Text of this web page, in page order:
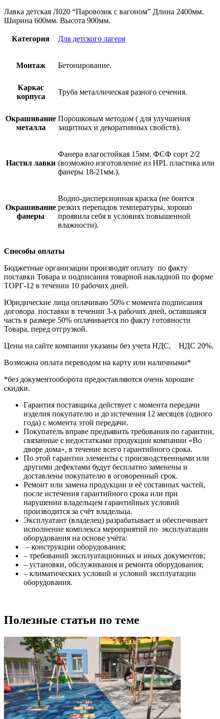
Лавка детская Л020 “Паровозик с вагоном” Длина 2400мм.
Ширина 600мм. Высота 900мм.
Категория Для детского лагеря
Монтаж Бетонирование.
Каркас
корпуса
Труба металлическая разного сечения.
Окрашивание
металла
Порошковым методом ( для улучшения
защитных и декоративных свойств).
Настил лавки
Фанера влагостойкая 15мм. ФСФ сорт 2/2
(возможно изготовление из HPL пластика или
фанеры 18-21мм.).
Окрашивание
фанеры
Водно-дисперсионная краска (не боится
резких перепадов температуры, хорошо
проявила себя в условиях повышенной
влажности).
Способы оплаты
Бюджетные организации производят оплату по факту
поставки Товара и подписания товарной накладной по форме
ТОРГ-12 в течении 10 рабочих дней.
Юридические лица оплачиваю 50% с момента подписания
договора поставки в течении 3-х рабочих дней, оставшаяся
часть в размере 50% оплачивается по факту готовности
Товара, перед отгрузкой.
Цены на сайте компании указаны без учета НДС, НДС 20%.
Возможна оплата переводом на карту или наличными*
*без документооборота предоставляются очень хорошие
скидки.
Гарантия поставщика действует с момента передачи
изделия покупателю и до истечения 12 месяцев (одного
года) с момента этой передачи.
Покупатель вправе предъявить требования по гарантии,
связанные с недостатками продукции компании «Во
дворе дома», в течение всего гарантийного срока.
По этой гарантии элементы с производственными или
другими дефектами будут бесплатно заменены и
доставлены покупателю в оговоренный срок.
Ремонт или замена продукции и её составных частей,
после истечения гарантийного срока или при
нарушении владельцем гарантийных условий
производится за счёт владельца.
Эксплуатант (владелец) разрабатывает и обеспечивает
исполнение комплекса мероприятий по эксплуатации
оборудования на основе учёта:
– конструкции оборудования;
– требований эксплуатационных и иных документов;
– установки, обслуживания и ремонта оборудования;
– климатических условий и условий эксплуатации
оборудования.
Полезные статьи по теме